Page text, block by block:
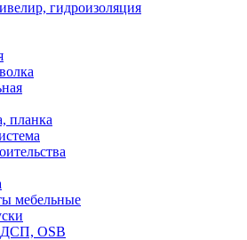
гидроизоляция
планка
мебельные
OSB